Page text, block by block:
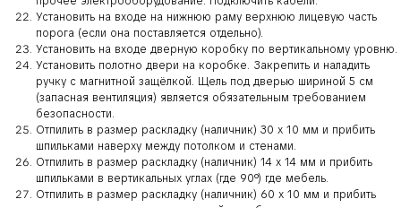
Установить на входе на нижнюю раму верхнюю лицевую часть
порога (если она поставляется отдельно).
Установить на входе дверную коробку по вертикальному уровню.
Установить полотно двери на коробке. Закрепить и наладить
ручку с магнитной защёлкой. Щель под дверью шириной 5 см
(запасная вентиляция) является обязательным требованием
безопасности.
Отпилить в размер раскладку (наличник) 30 х 10 мм и прибить
шпильками наверху между потолком и стенами.
Отпилить в размер раскладку (наличник) 14 х 14 мм и прибить
шпильками в вертикальных углах (где 90°) где мебель.
Отпилить в размер раскладку (наличник) 60 х 10 мм и прибить